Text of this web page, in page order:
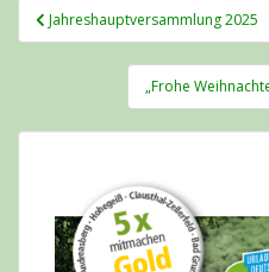
Jahreshauptversammlung 2025
„Frohe